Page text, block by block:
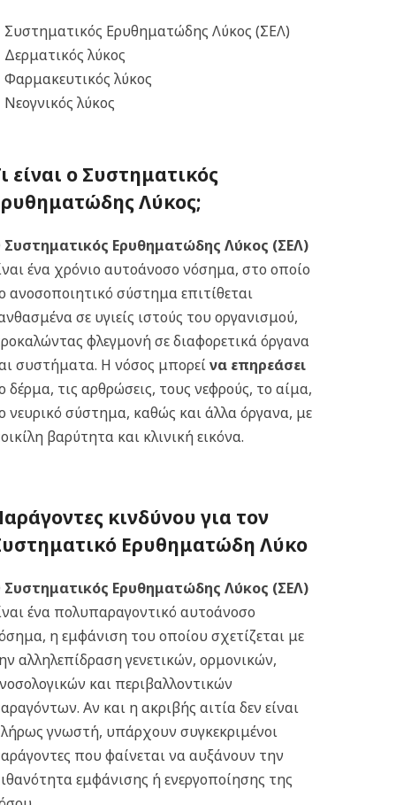
Συστηματικός Ερυθηματώδης Λύκος (ΣΕΛ)
Δερματικός λύκος
Φαρμακευτικός λύκος
Νεογνικός λύκος
είναι ο Συστηματικός
Λύκος;
Συστηματικός Ερυθηματώδης Λύκος (ΣΕΛ)
ένα χρόνιο αυτοάνοσο νόσημα, στο οποίο
ανοσοποιητικό σύστημα επιτίθεται
σε υγιείς ιστούς του οργανισμού,
φλεγμονή σε διαφορετικά όργανα
συστήματα. Η νόσος μπορείνα επηρεάσει
δέρμα, τις αρθρώσεις, τους νεφρούς, το αίμα,
νευρικό σύστημα, καθώς και άλλα όργανα, με
βαρύτητα και κλινική εικόνα.
κινδύνου για τον
Ερυθηματώδη Λύκο
Συστηματικός Ερυθηματώδης Λύκος (ΣΕΛ)
ένα πολυπαραγοντικό αυτοάνοσο
η εμφάνιση του οποίου σχετίζεται με
αλληλεπίδραση γενετικών, ορμονικών,
και περιβαλλοντικών
Αν και η ακριβής αιτία δεν είναι
γνωστή, υπάρχουν συγκεκριμένοι
που φαίνεται να αυξάνουν την
εμφάνισης ή ενεργοποίησης της